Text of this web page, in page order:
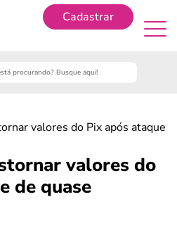
Cadastrar
valores do Pix após ataque
valores do
de quase